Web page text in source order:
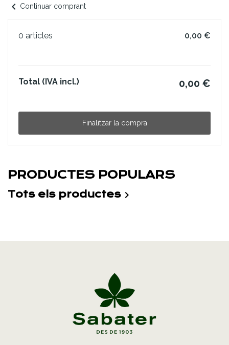
chevron_left Continuar comprant
0 articles 0,00 €
Total (IVA incl.) 0,00 €
Finalitzar la compra
PRODUCTES POPULARS
Tots els productes